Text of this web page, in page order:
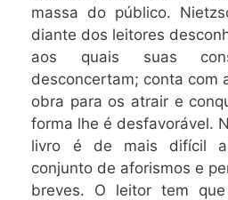
massa do público.
diante dos leitores
aos quais suas
desconcertam; conta com
obra para os atrair e
forma lhe é desfavorável.
livro é de mais difícil
conjunto de aforismos e
breves. O leitor tem